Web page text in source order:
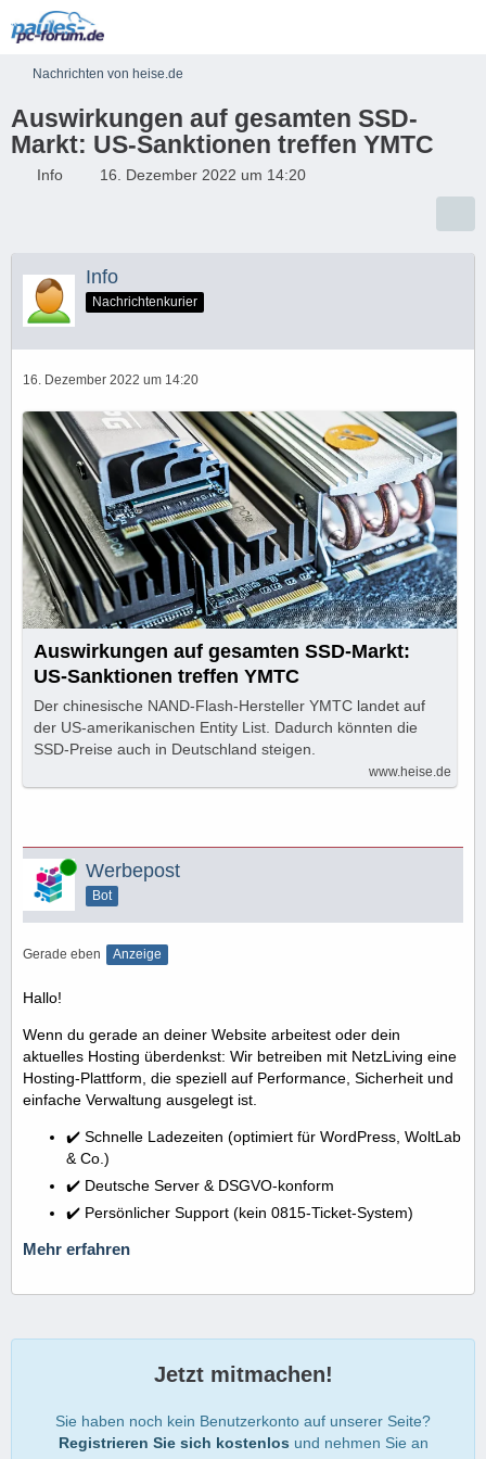
Nachrichten von heise.de
Auswirkungen auf gesamten SSD-
Markt: US-Sanktionen treffen YMTC
Info 16. Dezember 2022 um 14:20
Info
Nachrichtenkurier
16. Dezember 2022 um 14:20
Auswirkungen auf gesamten SSD-Markt:
US-Sanktionen treffen YMTC
Der chinesische NAND-Flash-Hersteller YMTC landet auf
der US-amerikanischen Entity List. Dadurch könnten die
SSD-Preise auch in Deutschland steigen.
www.heise.de
Online Werbepost
Bot
Gerade eben Anzeige
Hallo!
Wenn du gerade an deiner Website arbeitest oder dein
aktuelles Hosting überdenkst: Wir betreiben mit NetzLiving eine
Hosting-Plattform, die speziell auf Performance, Sicherheit und
einfache Verwaltung ausgelegt ist.
✔️ Schnelle Ladezeiten (optimiert für WordPress, WoltLab
& Co.)
✔️ Deutsche Server & DSGVO-konform
✔️ Persönlicher Support (kein 0815-Ticket-System)
Mehr erfahren
Jetzt mitmachen!
Sie haben noch kein Benutzerkonto auf unserer Seite?
Registrieren Sie sich kostenlos und nehmen Sie an